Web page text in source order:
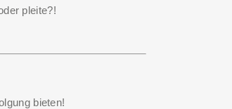
pleite?!
bieten!